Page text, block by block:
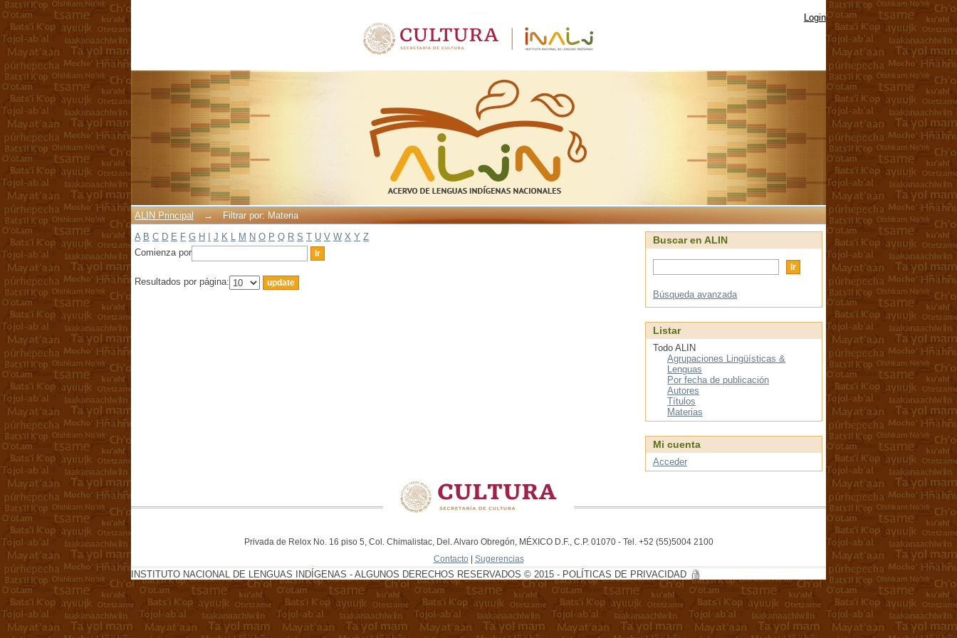
Login
ALIN Principal →
Filtrar por: Materia
A B C D E F G H J K L M N O P Q R S T U V W X Y Z
Comienza por
Resultados por página:
Buscar en ALIN
Búsqueda avanzada
Listar
Todo ALIN
Agrupaciones Lingüísticas &
Lenguas
Por fecha de publicación
Autores
Títulos
Materias
Mi cuenta
Acceder
Privada de Relox No. 16 piso 5, Col. Chimalistac, Del. Alvaro Obregón, MÉXICO D.F., C.P. 01070 - Tel. +52 (55)5004 2100
Contacto | Sugerencias
INSTITUTO NACIONAL DE LENGUAS INDÍGENAS - ALGUNOS DERECHOS RESERVADOS © 2015 - POLÍTICAS DE PRIVACIDAD